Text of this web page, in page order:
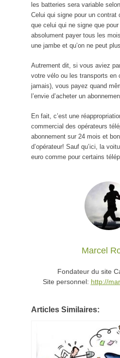
les batteries sera variable
Celui qui signe pour un contrat
que celui qui ne signe que
absolument payer tous les
une jambe et qu’on ne peut
Autrement dit, si vous aviez
votre vélo ou les transports en
jamais), vous payez quand
l’envie d’acheter un
En fait, c’est une
commercial des opérateurs
abonnement sur 24 mois et
d’opérateur! Sauf qu’ici, la
euro comme pour certains
Marcel
Fondateur du site
Site personnel: http://
Articles Similaires: